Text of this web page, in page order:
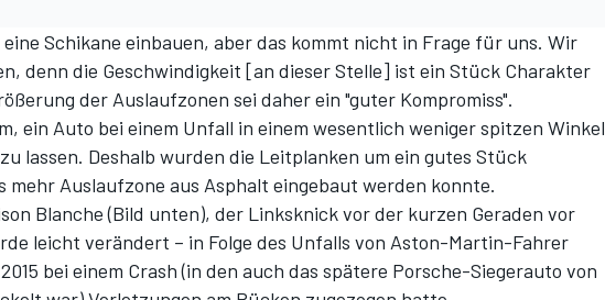
Schikane einbauen, aber das kommt nicht in Frage für uns. Wir
denn die Geschwindigkeit [an dieser Stelle] ist ein Stück Charakter
der Auslaufzonen sei daher ein "guter Kompromiss".
ein Auto bei einem Unfall in einem wesentlich weniger spitzen Winkel
lassen. Deshalb wurden die Leitplanken um ein gutes Stück
Auslaufzone aus Asphalt eingebaut werden konnte.
Blanche (Bild unten), der Linksknick vor der kurzen Geraden vor
leicht verändert – in Folge des Unfalls von Aston-Martin-Fahrer
bei einem Crash (in den auch das spätere Porsche-Siegerauto von